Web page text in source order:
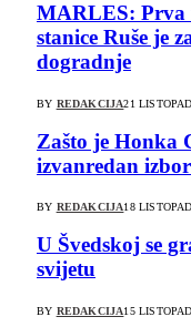
MARLES: Prva
stanice Ruše je
dogradnje
BY REDAKCIJA21
Zašto je Honka
izvanredan
BY REDAKCIJA18
U Švedskoj se
svijetu
BY REDAKCIJA15